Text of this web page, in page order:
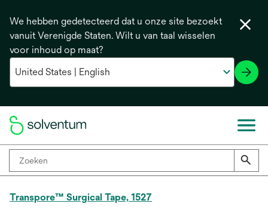
We hebben gedetecteerd dat u onze site bezoekt
vanuit Verenigde Staten. Wilt u van taal wisselen
voor inhoud op maat?
Transpore™ Surgical Tape, 1527